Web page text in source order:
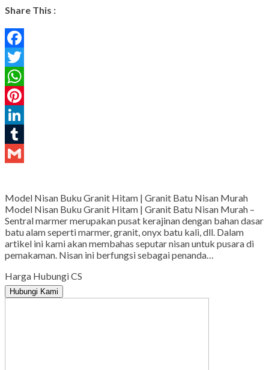
Share This :
Facebook
Twitter
WhatsApp
Pinterest
LinkedIn
Tumblr
Model Nisan Buku Granit Hitam | Granit Batu Nisan Murah
Model Nisan Buku Granit Hitam | Granit Batu Nisan Murah –
Sentral marmer merupakan pusat kerajinan dengan bahan dasar
batu alam seperti marmer, granit, onyx batu kali, dll. Dalam
artikel ini kami akan membahas seputar nisan untuk pusara di
pemakaman. Nisan ini berfungsi sebagai penanda…
Harga Hubungi CS
Hubungi Kami